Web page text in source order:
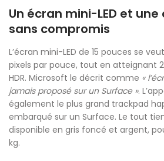
Un écran mini-LED et
sans compromis
L’écran mini-LED de 15 pouces se
pixels par pouce, tout en atteignant
HDR. Microsoft le décrit comme «
jamais proposé sur un Surface ».
également le plus grand trackpad
embarqué sur un Surface. Le tout
disponible en gris foncé et argent,
kg.